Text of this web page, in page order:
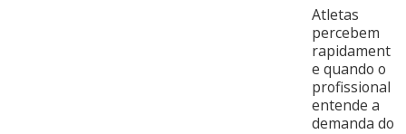
Atletas
percebem
rapidament
e quando o
profissional
entende a
demanda do